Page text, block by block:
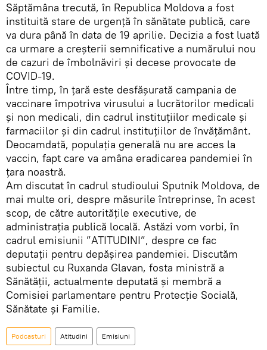
Săptămâna trecută, în Republica Moldova a fost
instituită stare de urgență în sănătate publică, care
va dura până în data de 19 aprilie. Decizia a fost luată
ca urmare a creșterii semnificative a numărului nou
de cazuri de îmbolnăviri și decese provocate de
COVID-19.
Între timp, în țară este desfășurată campania de
vaccinare împotriva virusului a lucrătorilor medicali
și non medicali, din cadrul instituțiilor medicale și
farmaciilor și din cadrul instituțiilor de învățământ.
Deocamdată, populația generală nu are acces la
vaccin, fapt care va amâna eradicarea pandemiei în
țara noastră.
Am discutat în cadrul studioului Sputnik Moldova, de
mai multe ori, despre măsurile întreprinse, în acest
scop, de către autoritățile executive, de
administrația publică locală. Astăzi vom vorbi, în
cadrul emisiunii ”ATITUDINI”, despre ce fac
deputații pentru depășirea pandemiei. Discutăm
subiectul cu Ruxanda Glavan, fosta ministră a
Sănătății, actualmente deputată și membră a
Comisiei parlamentare pentru Protecţie Socială,
Sănătate şi Familie.
Podcasturi Atitudini Emisiuni